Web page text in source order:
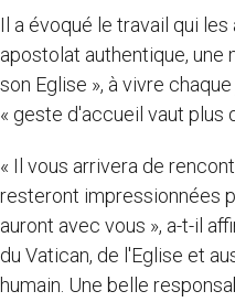
Il a évoqué le travail qui
apostolat authentique, une
son Eglise », à vivre
« geste d'accueil vaut plus
« Il vous arrivera de
resteront impressionnées
auront avec vous », a-t-il
du Vatican, de l'Eglise et
humain. Une belle